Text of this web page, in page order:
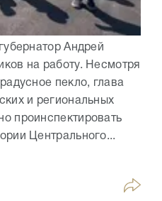
Андрей
на работу. Несмотря
пекло, глава
и региональных
проинспектировать
Центрального...